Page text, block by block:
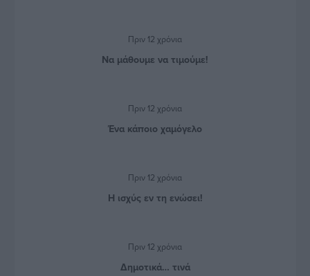
Πριν 12 χρόνια
Να μάθουμε να τιμούμε!
Πριν 12 χρόνια
Ένα κάποιο χαμόγελο
Πριν 12 χρόνια
Η ισχύς εν τη ενώσει!
Πριν 12 χρόνια
Δημοτικά… τινά